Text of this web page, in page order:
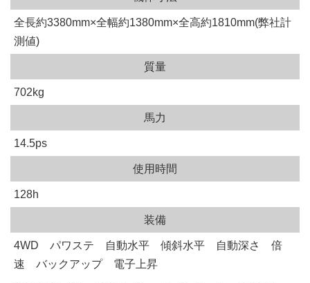
全長約3380mm×全幅約1380mm×全高約1810mm(弊社計
測値)
質量
702kg
馬力
14.5ps
使用時間
128h
装備
4WD パワステ 自動水平 傾斜水平 自動深さ 倍
速 バックアップ 電子上昇